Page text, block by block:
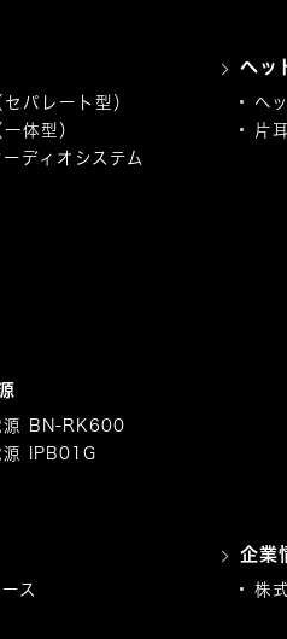
パレート型）
体型）
ディオシステム
ヘッ
ヘ
片
源 BN-RK600
源 IPB01G
ス
企業
株